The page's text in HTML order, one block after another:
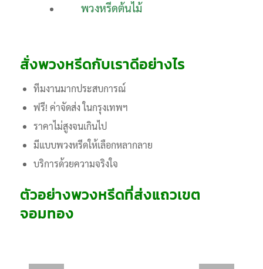
พวงหรีดต้นไม้
สั่งพวงหรีดกับเราดีอย่างไร
ทีมงานมากประสบการณ์
ฟรี! ค่าจัดส่ง ในกรุงเทพฯ
ราคาไม่สูงจนเกินไป
มีแบบพวงหรีดให้เลือกหลากลาย
บริการด้วยความจริงใจ
ตัวอย่างพวงหรีดที่ส่งแถวเขต
จอมทอง